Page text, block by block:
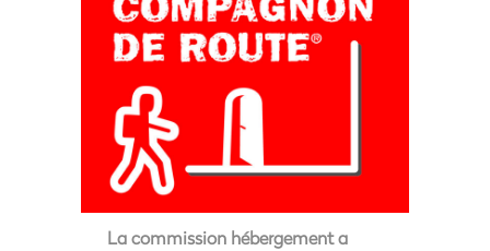
La commission hébergement a